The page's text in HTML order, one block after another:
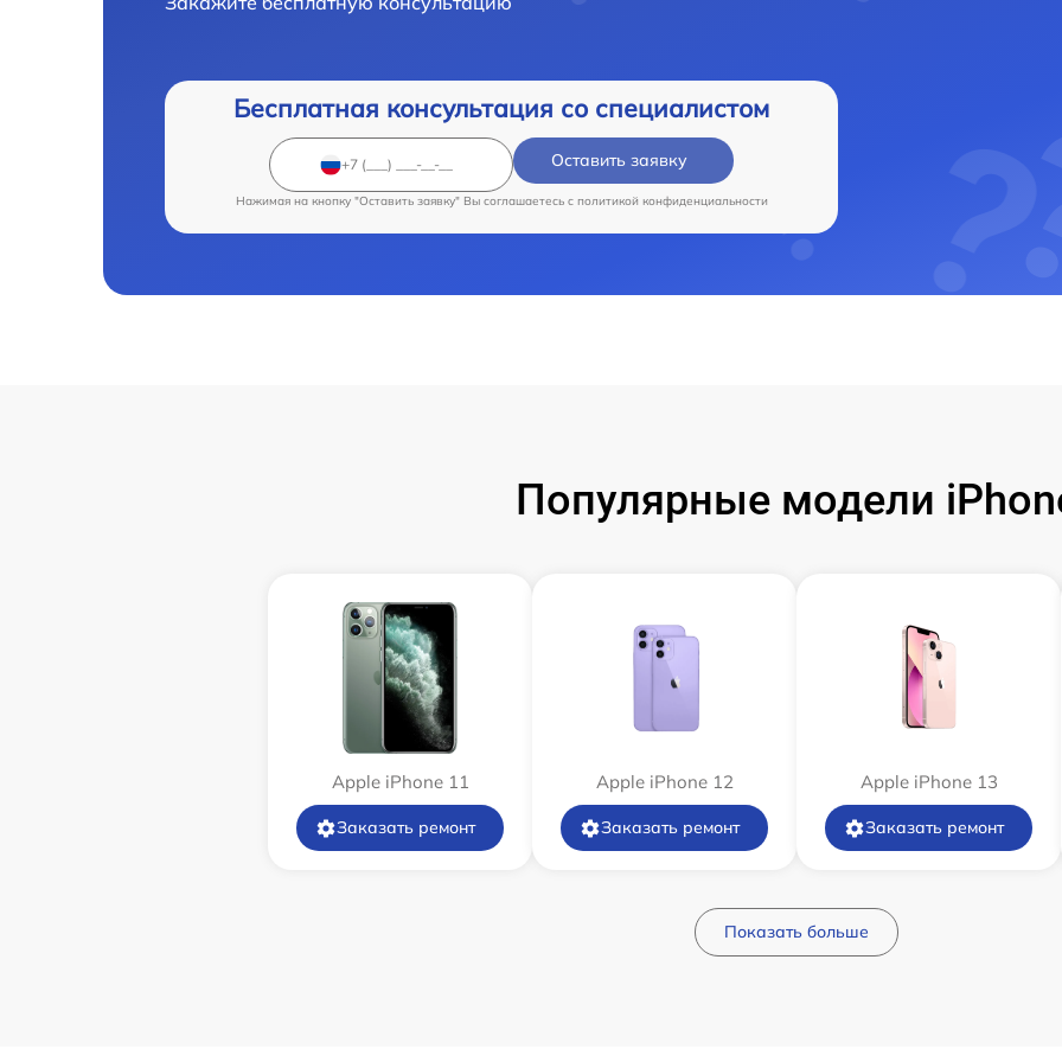
Бесплатная консультация со специалистом
Оставить заявку
Нажимая на кнопку "Оставить заявку" Вы соглашаетесь c политикой конфиденциальности
Популярные модели
Apple iPhone 11
Заказать ремонт
Apple iPhone 12
Заказать ремонт
Apple iPhone 13
Заказать ремонт
Показать больше